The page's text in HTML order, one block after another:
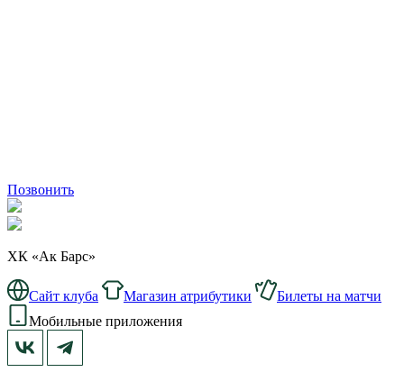
Позвонить
ХК «Ак Барс»
Сайт клуба Магазин атрибутики
Билеты на матчи
Мобильные приложения